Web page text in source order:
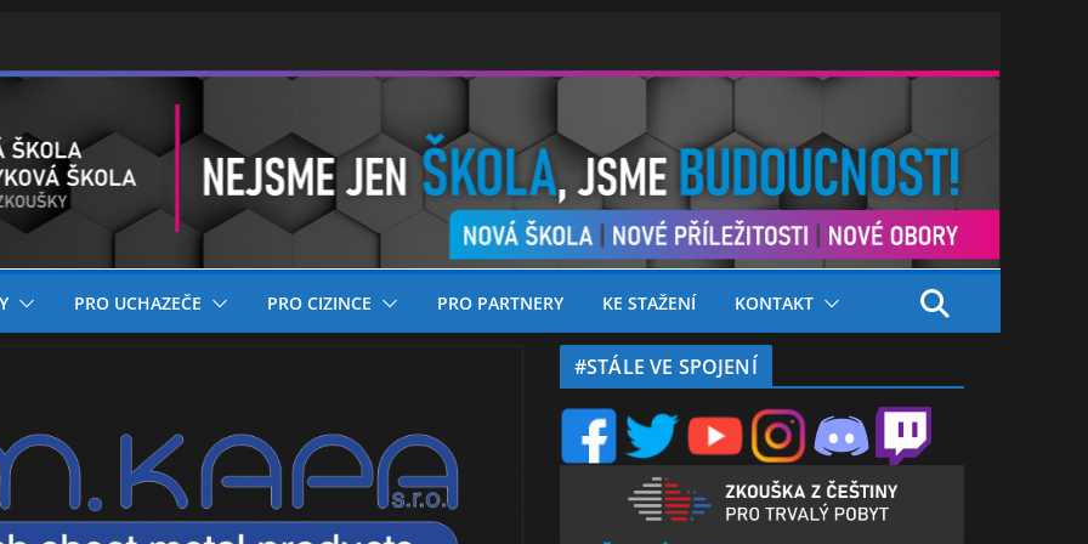
PRO UCHAZEČE PRO CIZINCE PRO PARTNERY KE STAŽENÍ KONTAKT
#STÁLE VE SPOJENÍ